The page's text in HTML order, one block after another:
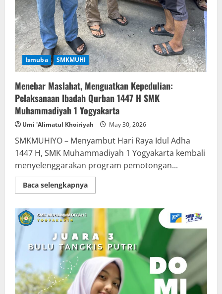
Ismuba SMKMUHI
Menebar Maslahat, Menguatkan Kepedulian:
Pelaksanaan Ibadah Qurban 1447 H SMK
Muhammadiyah 1 Yogyakarta
Umi 'Alimatul Khoiriyah May 30, 2026
SMKMUHIYO – Menyambut Hari Raya Idul Adha
1447 H, SMK Muhammadiyah 1 Yogyakarta kembali
menyelenggarakan program pemotongan...
Baca selengkapnyaRead
more
Maslahat,
Menguatkan
Kepedulian:
Pelaksanaan
Ibadah
Qurban
1447
H
SMK
Muhammadiyah
Yogyakarta